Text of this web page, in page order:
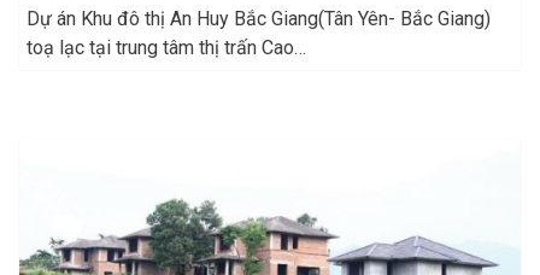
Dự án Khu đô thị An Huy Bắc Giang(Tân Yên- Bắc Giang)
toạ lạc tại trung tâm thị trấn Cao…